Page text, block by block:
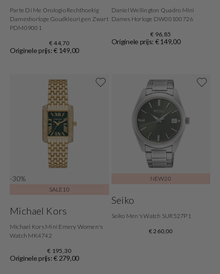
Parte Di Me Orologio Rechthoekig
Dameshorloge Goudkleurig en Zwart
PDM09001
€ 44,70
Originele prijs: € 149,00
Daniel Wellington Quadro Mini
Dames Horloge DW00100726
€ 96,85
Originele prijs: € 149,00
-30%
SALE10
Michael Kors
Michael Kors Mini Emery Women's
Watch MK4742
€ 195,30
Originele prijs: € 279,00
NEW20
Seiko
Seiko Men's Watch SUR527P1
€ 260,00